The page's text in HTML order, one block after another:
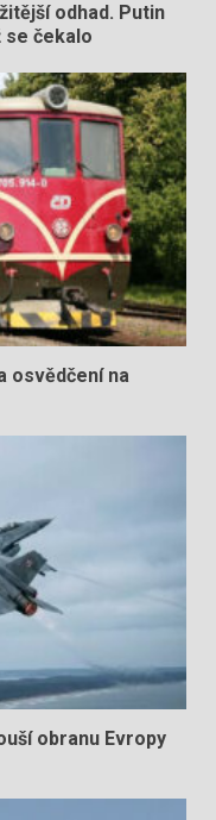
odhad. Putin
se čekalo
osvědčení na
obranu Evropy